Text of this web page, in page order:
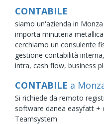
CONTABILE
siamo un'azienda in
importa minuteria
cerchiamo un consulente
gestione contabilità
intra, cash flow, business
CONTABILE a
Si richiede da remoto
software danea easyfatt +
Teamsystem